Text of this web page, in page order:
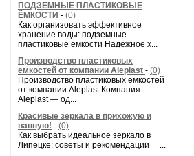
ПОДЗЕМНЫЕ ПЛАСТИКОВЫЕ
ЁМКОСТИ - (0)
Как организовать эффективное
хранение воды: подземные
пластиковые ёмкости Надёжное х...
Производство пластиковых
емкостей от компании Aleplast - (0)
Производство пластиковых емкостей
от компании Aleplast Компания
Aleplast — од...
Красивые зеркала в прихожую и
ванную! - (0)
Как выбрать идеальное зеркало в
Липецке: советы и рекомендации ...